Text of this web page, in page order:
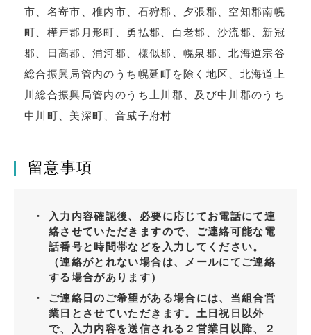
市、名寄市、稚内市、石狩郡、夕張郡、空知郡南幌
町、樺戸郡月形町、勇払郡、白老郡、沙流郡、新冠
郡、日高郡、浦河郡、様似郡、幌泉郡、北海道宗谷
総合振興局管内のうち幌延町を除く地区、北海道上
川総合振興局管内のうち上川郡、及び中川郡のうち
中川町、美深町、音威子府村
留意事項
入力内容確認後、必要に応じてお電話にて連
絡させていただきますので、ご連絡可能な電
話番号と時間帯などを入力してください。
（連絡がとれない場合は、メールにてご連絡
する場合があります）
ご連絡日のご希望がある場合には、当組合営
業日とさせていただきます。土日祝日以外
で、入力内容を送信される２営業日以降、２